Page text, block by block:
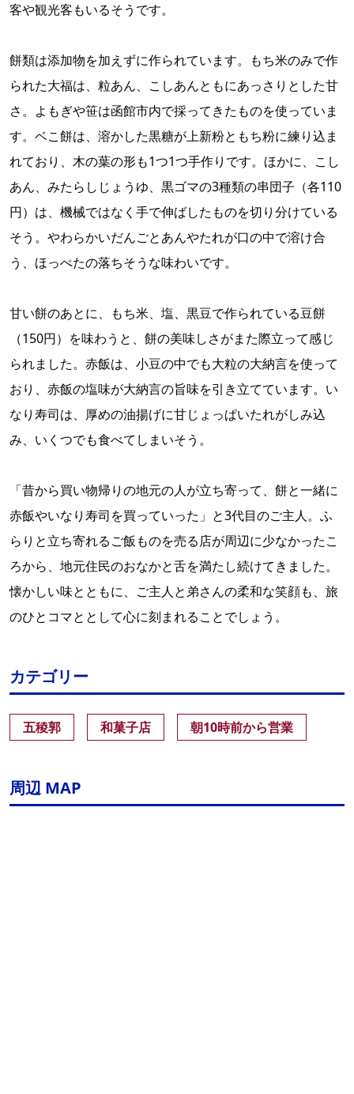
客や観光客もいるそうです。
餅類は添加物を加えずに作られています。もち米のみで作
られた大福は、粒あん、こしあんともにあっさりとした甘
さ。よもぎや笹は函館市内で採ってきたものを使っていま
す。ベこ餅は、溶かした黒糖が上新粉ともち粉に練り込ま
れており、木の葉の形も1つ1つ手作りです。ほかに、こし
あん、みたらしじょうゆ、黒ゴマの3種類の串団子（各110
円）は、機械ではなく手で伸ばしたものを切り分けている
そう。やわらかいだんごとあんやたれが口の中で溶け合
う、ほっぺたの落ちそうな味わいです。
甘い餅のあとに、もち米、塩、黒豆で作られている豆餅
（150円）を味わうと、餅の美味しさがまた際立って感じ
られました。赤飯は、小豆の中でも大粒の大納言を使って
おり、赤飯の塩味が大納言の旨味を引き立てています。い
なり寿司は、厚めの油揚げに甘じょっぱいたれがしみ込
み、いくつでも食べてしまいそう。
「昔から買い物帰りの地元の人が立ち寄って、餅と一緒に
赤飯やいなり寿司を買っていった」と3代目のご主人。ふ
らりと立ち寄れるご飯ものを売る店が周辺に少なかったこ
ろから、地元住民のおなかと舌を満たし続けてきました。
懐かしい味とともに、ご主人と弟さんの柔和な笑顔も、旅
のひとコマととして心に刻まれることでしょう。
カテゴリー
五稜郭 和菓子店 朝10時前から営業
周辺 MAP